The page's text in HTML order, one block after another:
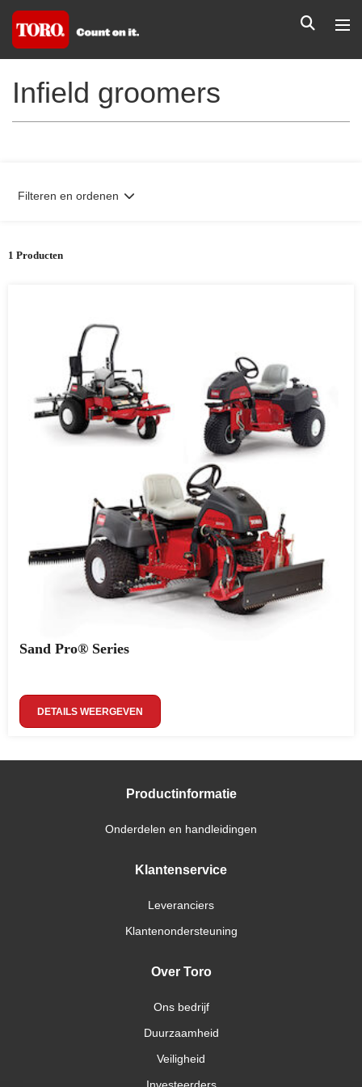
Infield groomers
1 Producten
Filteren en ordenen
Sand Pro® Series
DETAILS WEERGEVEN
Productinformatie
Onderdelen en handleidingen
Klantenservice
Leveranciers
Klantenondersteuning
Over Toro
Ons bedrijf
Duurzaamheid
Veiligheid